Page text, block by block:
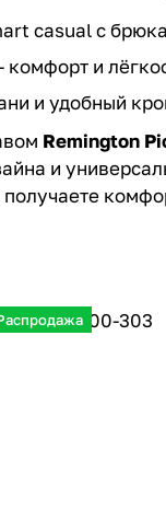
casual с
комфорт и
и удобный
Remington
и
получаете